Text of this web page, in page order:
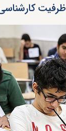
ارشد ۹۷